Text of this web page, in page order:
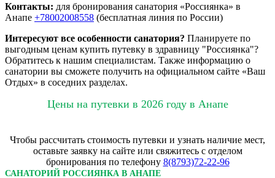
Контакты: для бронирования санатория «Россиянка» в
Анапе +78002008558 (бесплатная линия по России)
Интересуют все особенности санатория? Планируете по
выгодным ценам купить путевку в здравницу "Россиянка"?
Обратитесь к нашим специалистам. Также информацию о
санатории вы сможете получить на официальном сайте «Ваш
Отдых» в соседних разделах.
Цены на путевки в 2026 году в Анапе
Чтобы рассчитать стоимость путевки и узнать наличие мест,
оставьте заявку на сайте или свяжитесь с отделом
бронирования по телефону 8(8793)72-22-96
САНАТОРИЙ РОССИЯНКА В АНАПЕ